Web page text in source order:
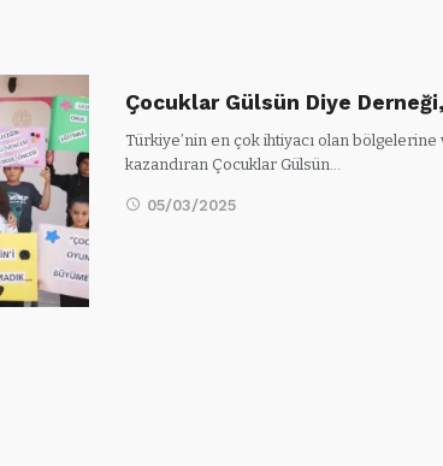
Çocuklar Gülsün Diye
Türkiye’nin en çok ihtiyacı olan
kazandıran Çocuklar Gülsün…
05/03/2025